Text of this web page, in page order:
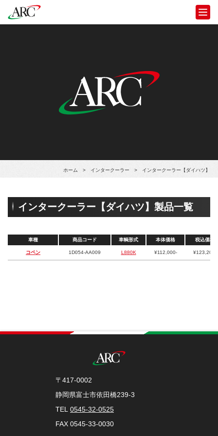
ホーム > インタークーラー > インタークーラー【ダイハツ】
インタークーラー【ダイハツ】製品一覧
車種 商品コード 車輌形式 本体価格 税込価格
コペン 1D054-AA009 L880K ¥112,000- ¥123,200-
〒417-0002
静岡県富士市依田橋239-3
TEL 0545-32-0525
FAX 0545-33-0030